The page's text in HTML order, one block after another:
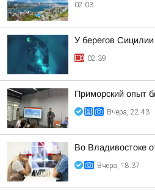
02:03
У берегов
02:39
Приморский опыт
Вчера, 22:43
Во Владивостоке
Вчера, 18:37